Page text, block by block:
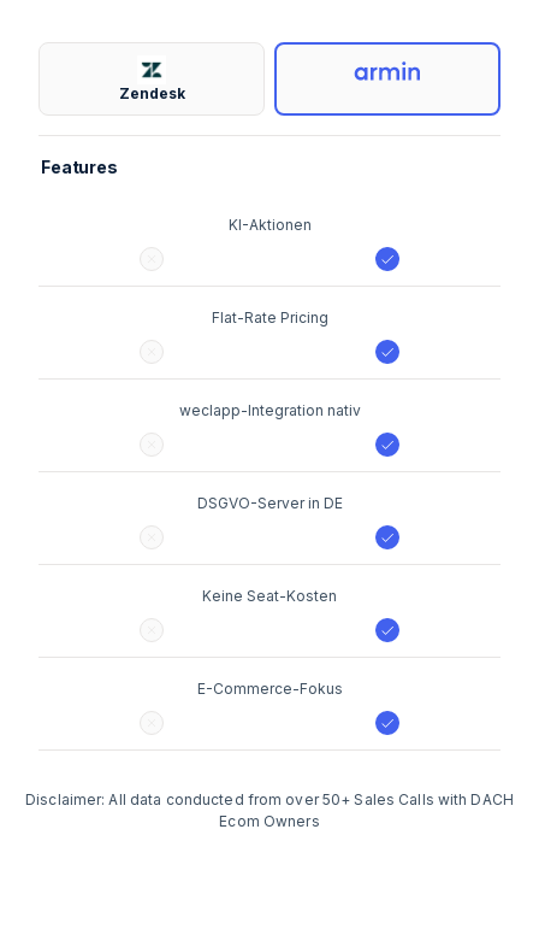
Zendesk
Features
KI-Aktionen
Flat-Rate Pricing
weclapp-Integration nativ
DSGVO-Server in DE
Keine Seat-Kosten
E-Commerce-Fokus
Disclaimer: All data conducted from over 50+ Sales Calls with DACH
Ecom Owners